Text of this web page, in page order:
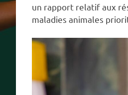
un rapport relatif aux
maladies animales